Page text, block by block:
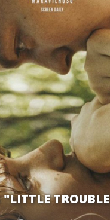
TROUBLE